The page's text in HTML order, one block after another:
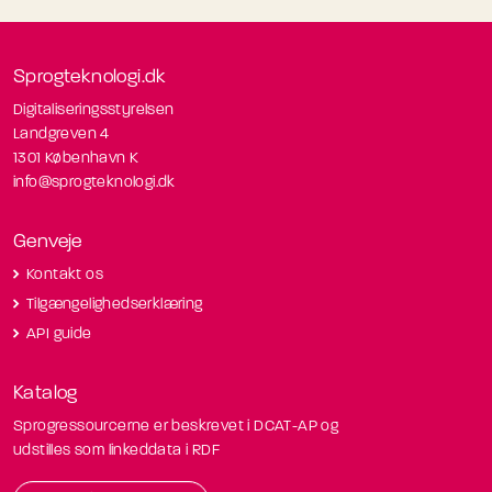
Sprogteknologi.dk
Digitaliseringsstyrelsen
Landgreven 4
1301 København K
info@sprogteknologi.dk
Genveje
Kontakt os
Tilgængelighedserklæring
API guide
Katalog
Sprogressourcerne er beskrevet i DCAT-AP og
udstilles som linkeddata i RDF